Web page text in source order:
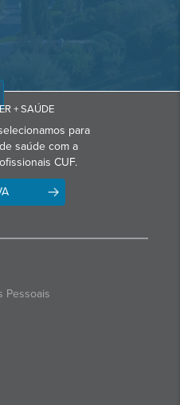
+ SAÚDE
para
saúde com a
CUF.
Pessoais